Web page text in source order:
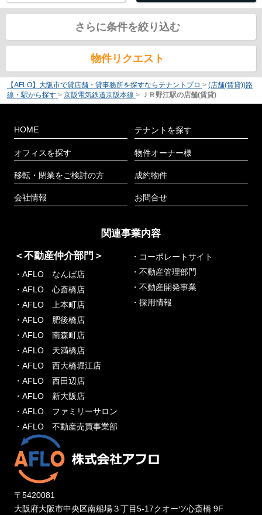
さらに条件を絞り込む
物件リクエスト
【AFLO】大阪市で貸店舗・貸事務所を探すならテナントプロ > (店舗(賃貸))路
線・駅から探す > 京阪電気鉄道京阪本線 > ＪＲ野江駅の店舗(賃貸)
HOME
オフィスを探す
移転・閉業をご検討の方
会社情報
テナントを探す
物件オーナー様
成約物件
お問合せ
関連事業内容
＜不動産仲介部門＞
・AFLO なんば店
・AFLO 心斎橋店
・AFLO 上本町店
・AFLO 肥後橋店
・AFLO 南森町店
・AFLO 天満橋店
・AFLO 西大橋堀江店
・AFLO 西田辺店
・AFLO 新大阪店
・AFLO ファミリーサロン
・AFLO 不動産売買事業部
・コーポレートサイト
・不動産管理部門
・不動産開発事業
・採用情報
〒5420081
大阪府大阪市中央区南船場３丁目5-17クオーツ心斎橋 9F